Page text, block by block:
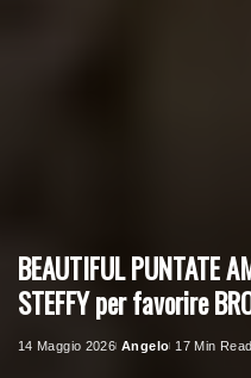
BEAUTIFUL PUNTATE
STEFFY per favorire
14 Maggio 2026
Posted
Angelo 17 Min Read